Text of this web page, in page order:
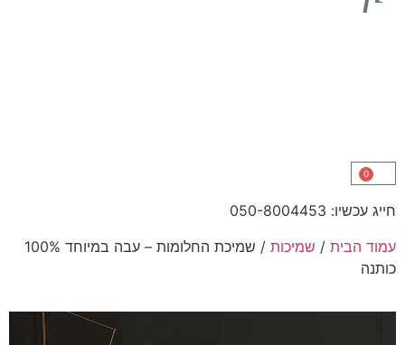
0
חייג עכשיו: 050-8004453
עמוד הבית / שמיכות
/ שמיכת החלומות – עבה במיוחד 100%
כותנה